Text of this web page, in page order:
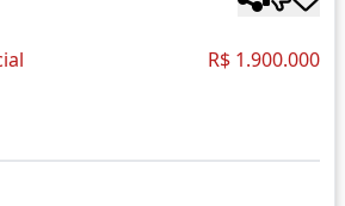
R$ 1.900.000